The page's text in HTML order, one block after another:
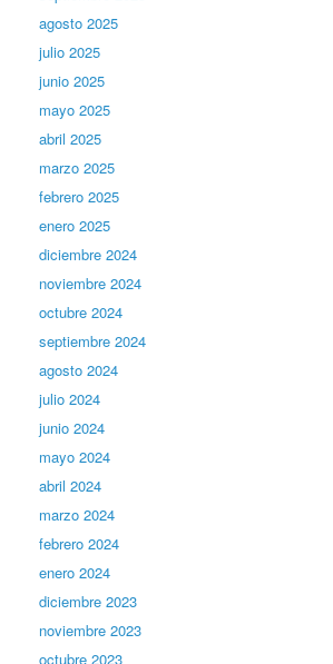
agosto 2025
julio 2025
junio 2025
mayo 2025
abril 2025
marzo 2025
febrero 2025
enero 2025
diciembre 2024
noviembre 2024
octubre 2024
septiembre 2024
agosto 2024
julio 2024
junio 2024
mayo 2024
abril 2024
marzo 2024
febrero 2024
enero 2024
diciembre 2023
noviembre 2023
octubre 2023